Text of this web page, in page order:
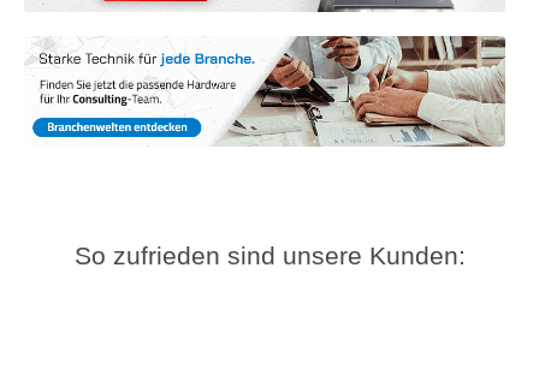
So zufrieden sind unsere Kunden: